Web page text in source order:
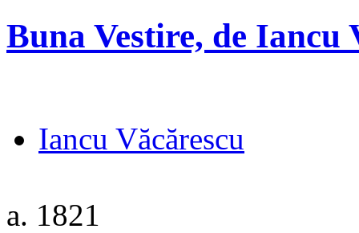
Buna Vestire, de Iancu
Iancu Văcărescu
a. 1821